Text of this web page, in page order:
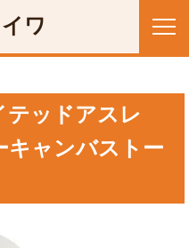
ワ
ッドアスレ
ャンバストー